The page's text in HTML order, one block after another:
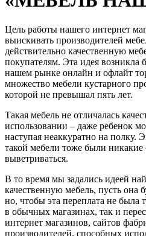
Цель работы нашего интернет
выискивать производителей
действительно качественную
покупателям. Эта идея возникла
нашем рынке онлайн и офлайт
множество мебели кустарного
которой не превышал пять лет.
Такая мебель не отличалась
использовании – даже ребенок
наступая неаккуратно на полку.
такой мебели тоже были никакие
выветриваться.
В то время мы задались идеей
качественную мебель, пусть она
но, чтобы эта переплата не была
в обычных магазинах, так и
интернет магазинов, сайтов
производителей, способных